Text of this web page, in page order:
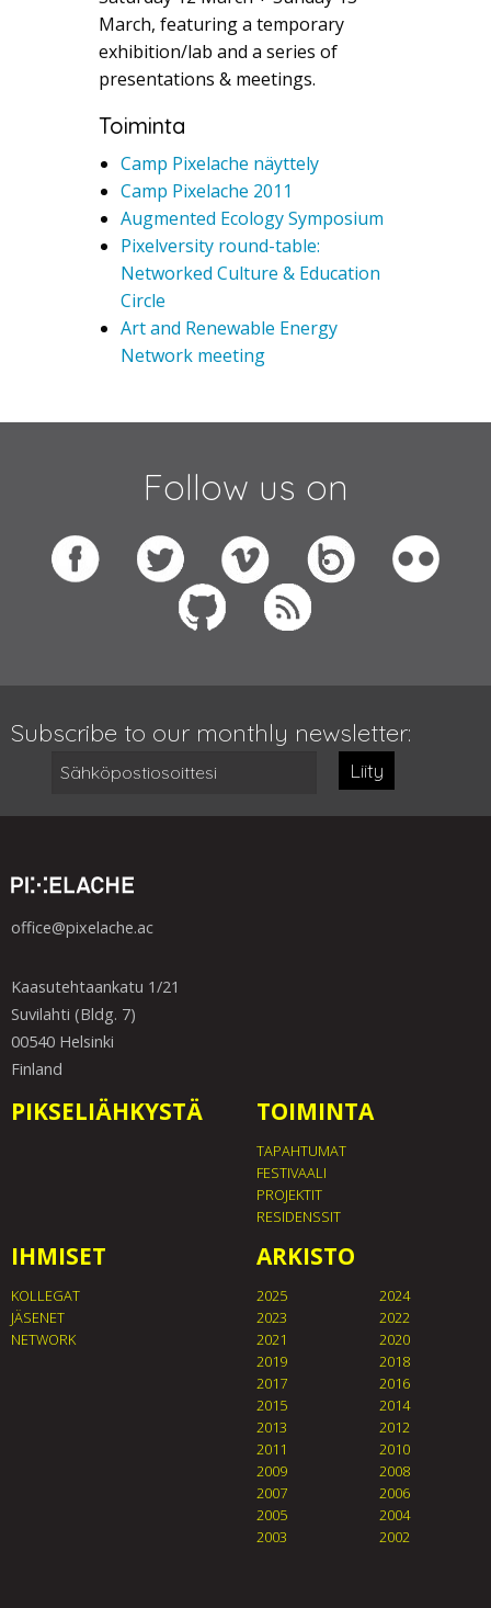
March, featuring a temporary
exhibition/lab and a series of
presentations & meetings.
Toiminta
Camp Pixelache näyttely
Camp Pixelache 2011
Augmented Ecology Symposium
Pixelversity round-table:
Networked Culture & Education
Circle
Art and Renewable Energy
Network meeting
Follow us on
Subscribe to our monthly newsletter:
Liity
office@pixelache.ac
Kaasutehtaankatu 1/21
Suvilahti (Bldg. 7)
00540 Helsinki
Finland
PIKSELIÄHKYSTÄ TOIMINTA
TAPAHTUMAT
FESTIVAALI
PROJEKTIT
RESIDENSSIT
IHMISET
KOLLEGAT
JÄSENET
NETWORK
ARKISTO
2025
2024
2023
2022
2021
2020
2019
2018
2017
2016
2015
2014
2013
2012
2011
2010
2009
2008
2007
2006
2005
2004
2003
2002